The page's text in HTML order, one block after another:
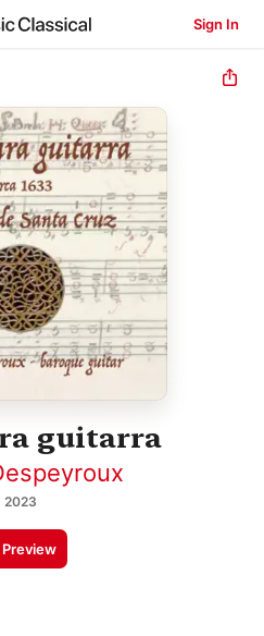
Sign In
guitarra
2023
Preview